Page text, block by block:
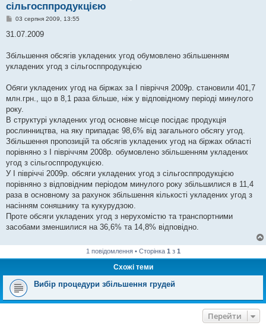
сільгосппродукцією
П
в
о
л
н
я
03 серпня 2009, 13:55
31.07.2009
Збільшення обсягів укладених угод обумовлено збільшенням
укладених угод з сільгосппродукцією
Обяги укладених угод на біржах за І півріччя 2009р. становили 401,7
млн.грн., що в 8,1 раза більше, ніж у відповідному періоді минулого
року.
В структурі укладених угод основне місце посідає продукція
рослинництва, на яку припадає 98,6% від загального обсягу угод.
Збільшення пропозицій та обсягів укладених угод на біржах області
порівняно з І півріччям 2008р. обумовлено збільшенням укладених
угод з сільгосппродукцією.
У І півріччі 2009р. обсяги укладених угод з сільгосппродукцією
порівняно з відповідним періодом минулого року збільшилися в 11,4
раза в основному за рахунок збільшення кількості укладених угод з
насінням соняшнику та кукурудзою.
Проте обсяги укладених угод з нерухомістю та транспортними
засобами зменшилися на 36,6% та 14,8% відповідно.
1 повідомлення • Сторінка 1 з 1
Схожі теми
Вибір процедури збільшення грудей
Перейти